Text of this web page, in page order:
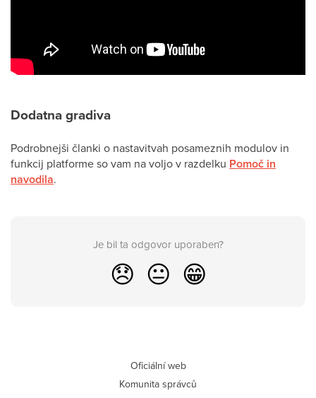
Dodatna gradiva
Podrobnejši članki o nastavitvah posameznih modulov in
funkcij platforme so vam na voljo v razdelku Pomoč in
navodila.
Je bil ta odgovor uporaben?
😞 😐 😁
Oficiální web
Komunita správců